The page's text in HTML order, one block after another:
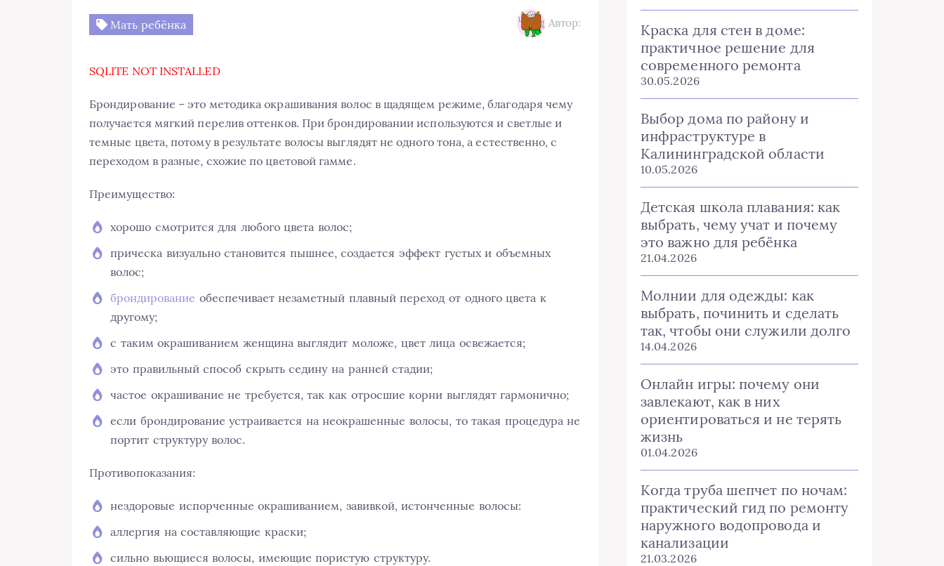
Мать ребёнка Автор:
SQLITE NOT INSTALLED
Брондирование – это методика окрашивания волос в щадящем режиме, благодаря чему
получается мягкий перелив оттенков. При брондировании используются и светлые и
темные цвета, потому в результате волосы выглядят не одного тона, а естественно, с
переходом в разные, схожие по цветовой гамме.
Преимущество:
хорошо смотрится для любого цвета волос;
прическа визуально становится пышнее, создается эффект густых и объемных
волос;
брондирование обеспечивает незаметный плавный переход от одного цвета к
другому;
с таким окрашиванием женщина выглядит моложе, цвет лица освежается;
это правильный способ скрыть седину на ранней стадии;
частое окрашивание не требуется, так как отросшие корни выглядят гармонично;
если брондирование устраивается на неокрашенные волосы, то такая процедура не
портит структуру волос.
Противопоказания:
нездоровые испорченные окрашиванием, завивкой, истонченные волосы:
аллергия на составляющие краски;
сильно вьющиеся волосы, имеющие пористую структуру.
Краска для стен в доме:
практичное решение для
современного ремонта
30.05.2026
Выбор дома по району и
инфраструктуре в
Калининградской области
10.05.2026
Детская школа плавания: как
выбрать, чему учат и почему
это важно для ребёнка
21.04.2026
Молнии для одежды: как
выбрать, починить и сделать
так, чтобы они служили долго
14.04.2026
Онлайн игры: почему они
завлекают, как в них
ориентироваться и не терять
жизнь
01.04.2026
Когда труба шепчет по ночам:
практический гид по ремонту
наружного водопровода и
канализации
21.03.2026